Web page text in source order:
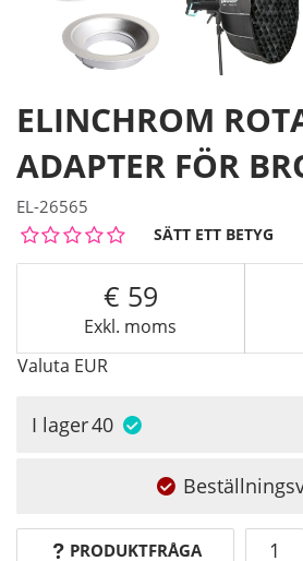
ELINCHROM
ADAPTER FÖR
EL-26565
SÄTT ETT BETYG
Exkl. moms
59
Valuta EUR
I lager40
PRODUKTFRÅGA